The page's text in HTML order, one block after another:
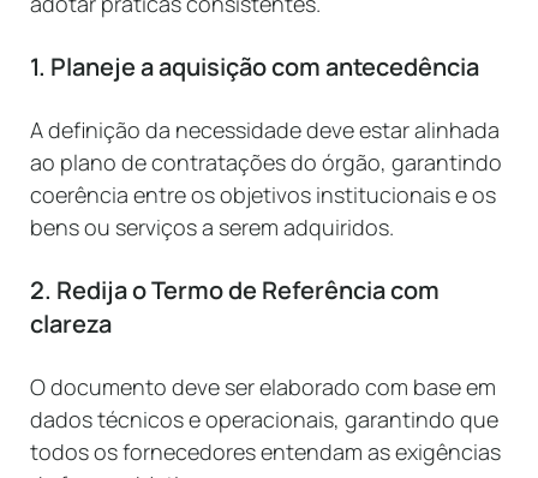
1. Planeje a aquisição com antecedência
A definição da necessidade deve estar alinhada
ao plano de contratações do órgão, garantindo
coerência entre os objetivos institucionais e os
bens ou serviços a serem adquiridos.
2. Redija o Termo de Referência com
clareza
O documento deve ser elaborado com base em
dados técnicos e operacionais, garantindo que
todos os fornecedores entendam as exigências